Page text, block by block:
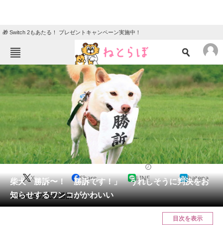
🎁 Switch 2もあたる！ プレゼントキャンペーン実施中！
ねとらぼメニュー
ニュース
クイズ
グルメ 地域
住まい 教育・育児
動物 リサーチ
会員記事
メディア
柴犬「勝訴〜！ 勝訴です！」 うれしそうに判決をお
知らせするワンコがかわいい
X Share LINE hatena
かわいさの完全勝訴。
目次を表示